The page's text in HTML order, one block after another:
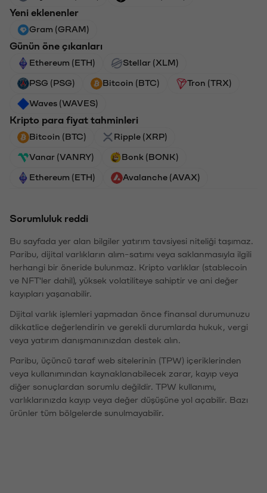
Yeni eklenenler
Gram (GRAM)
Günün öne çıkanları
Ethereum (ETH) Stellar (XLM)
PSG (PSG) Bitcoin (BTC) Tron (TRX)
Waves (WAVES)
Kripto para fiyat tahminleri
Bitcoin (BTC) Ripple (XRP)
Vanar (VANRY) Bonk (BONK)
Ethereum (ETH) Avalanche (AVAX)
Sorumluluk reddi
Bu sayfada yer alan bilgiler yatırım tavsiyesi niteliği taşımaz.
Paribu, dijital varlıkların alım-satımı veya saklanmasıyla ilgili
herhangi bir öneride bulunmaz. Kripto varlıklar (stablecoin
ve NFT'ler dahil), yüksek volatiliteye sahiptir ve ani değer
kayıpları yaşanabilir.
Dijital varlık işlemleri yapmadan önce finansal durumunuzu
dikkatlice değerlendirin ve gerekli durumlarda hukuk, vergi
veya yatırım danışmanınızdan destek alın.
Paribu, üçüncü taraf web sitelerinin (TPW) içeriklerinden
veya kullanımından kaynaklanabilecek zarar, kayıp veya
diğer sonuçlardan sorumlu değildir. TPW kullanımı,
varlıklarınızda kayıp veya değer düşüşüne yol açabilir. Bazı
ürünler tüm bölgelerde sunulmayabilir.